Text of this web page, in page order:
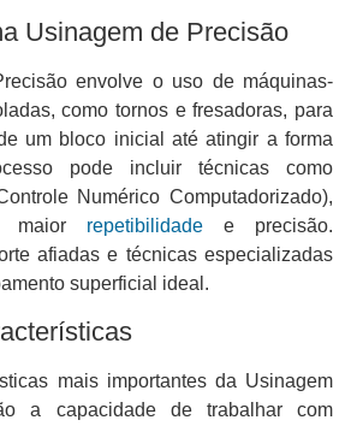
Usinagem de Precisão
envolve o uso de máquinas-
como tornos e fresadoras, para
um bloco inicial até atingir a forma
pode incluir técnicas como
Numérico Computadorizado),
maior repetibilidade e precisão.
afiadas e técnicas especializadas
superficial ideal.
mais importantes da Usinagem
a capacidade de trabalhar com